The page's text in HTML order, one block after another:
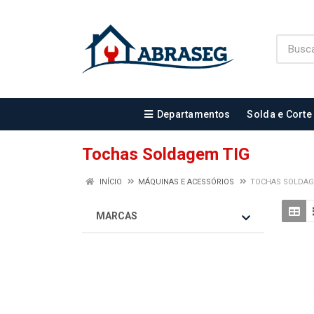
Departamentos Solda e Corte
Tochas Soldagem TIG
INÍCIO MÁQUINAS E ACESSÓRIOS TOCHAS
MARCAS